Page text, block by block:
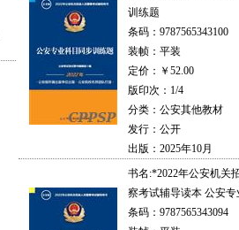
训练题
条码：9787565343100
装帧：平装
定价：￥52.00
版印次：1/4
分类：公安其他教材
发行：公开
出版：2025年10月
书名:*2022年公安机关
察考试辅导读本 公安专
条码：9787565343094